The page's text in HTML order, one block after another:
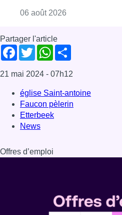
06 août 2026
Partager l'article
Facebook
TwitterWhatsApp
21 mai 2024 - 07h12
église Saint-antoine
Faucon pèlerin
Etterbeek
News
Offres d’emploi